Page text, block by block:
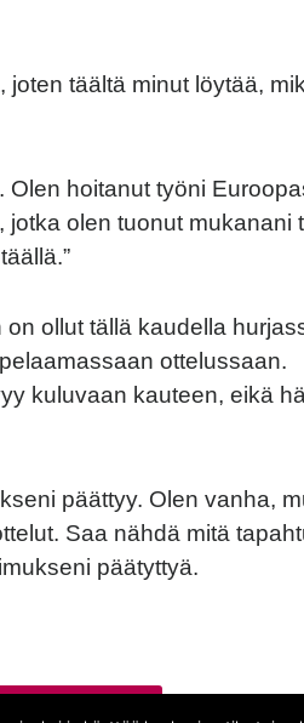
täältä minut löytää,
Olen hoitanut työni
olen tuonut mukanani
ollut tällä kaudella
ottelussaan.
kuluvaan kauteen, eikä
päättyy. Olen vanha,
Saa nähdä mitä
päätyttyä.